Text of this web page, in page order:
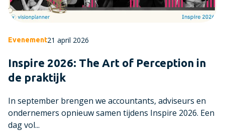
Evenement21 april 2026
Inspire 2026: The Art of Perception in
de praktijk
In september brengen we accountants, adviseurs en
ondernemers opnieuw samen tijdens Inspire 2026. Een
dag vol...